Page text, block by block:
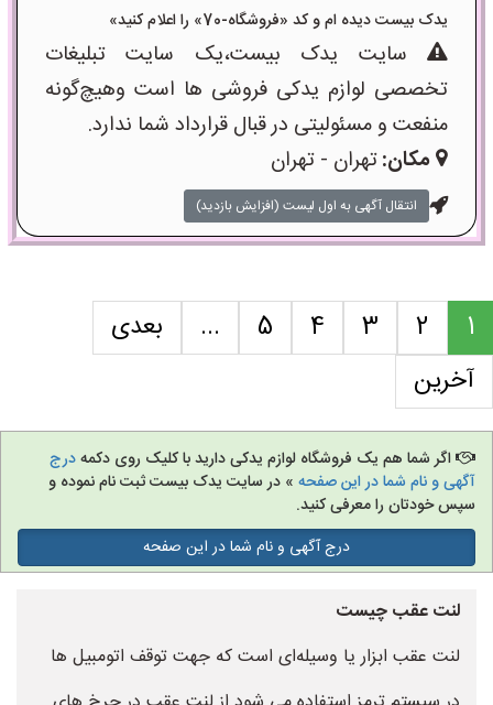
یدک بیست دیده ام و کد «فروشگاه-70» را اعلام کنید»
سایت یدک بیست،یک سایت تبلیغات
تخصصی لوازم یدکی فروشی ها است وهیچ‌گونه
منفعت و مسئولیتی در قبال قرارداد شما ندارد.
مکان:تهران - تهران
انتقال آگهی به اول لیست (افزایش بازدید)
1
2
3
4
5
...
بعدی
آخرین
اگر شما هم یک فروشگاه لوازم یدکی دارید با کلیک روی دکمهدرج
آگهی و نام شما در این صفحه » در سایت یدک بیست ثبت نام نموده و
سپس خودتان را معرفی کنید.
درج آگهی و نام شما در این صفحه
لنت عقب چیست
لنت عقب ابزار یا وسیله‌ای است که جهت توقف اتومبیل ها